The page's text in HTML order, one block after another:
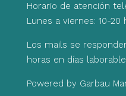
Horario de atención
Lunes a viernes: 10-20
Los mails se
horas en días
Powered by Garbau